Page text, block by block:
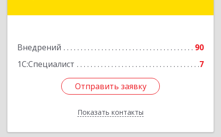
Внедрений
90
1С:Специалист
7
Отправить заявку
Показать контакты
Отправить заявку
Назад